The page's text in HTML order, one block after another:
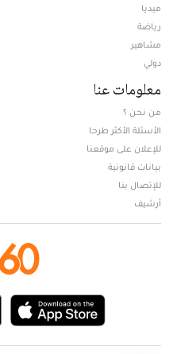
ميديا
رياضة
مشاهير
دولي
معلومات عنا
من نحن ؟
الأسئلة الأكثر طرحا
للإعلان على موقعنا
بيانات قانونية
للإتصال بنا
أرشيف